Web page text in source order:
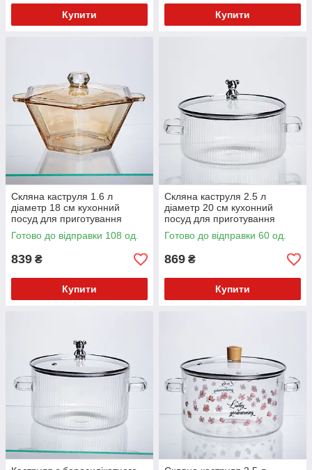
Купити Купити
Скляна каструля 1.6 л
діаметр 18 см кухонний
посуд для приготування
варки тушкування страв
прозорий HP-34-87
Готово до відправки 108 од.
839 ₴
Купити
Скляна каструля 2.5 л
діаметр 20 см кухонний
посуд для приготування
варки тушкування страв
прозорий HP-34-102
Готово до відправки 60 од.
869 ₴
Купити